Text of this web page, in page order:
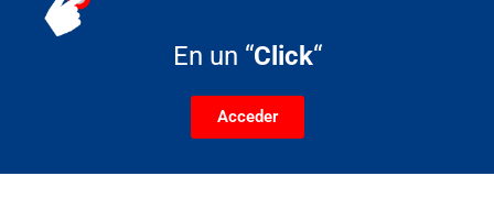
En un “Click“
Acceder